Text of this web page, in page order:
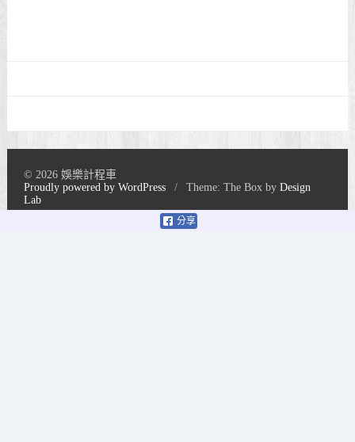
分享
© 2026 娛樂計程車
Proudly powered by WordPress
/ Theme: The Box byDesign
Lab